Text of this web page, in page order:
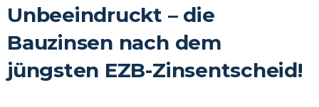
Unbeeindruckt – die
Bauzinsen nach dem
jüngsten EZB-Zinsentscheid!